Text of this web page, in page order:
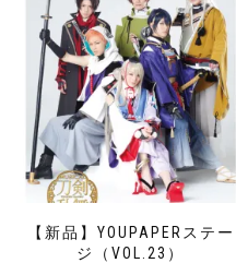
【新品】YOUPAPERステー
ジ（VOL.23）